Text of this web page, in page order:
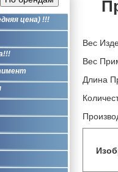
цена) !!!
Вес
Вес
Длина